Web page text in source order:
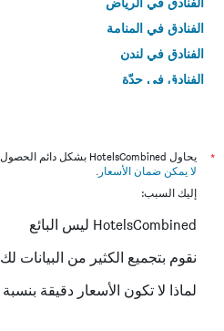
الفنادق في المنامة
الفنادق في لندن
الفنادق في جدّة
*
يحاول HotelsCombined بشكل دائم الحصول على الأسعار الدقيقة، ولكن
لا يمكن ضمان الأسعار .
إليك السبب:
HotelsCombined ليس البائع
نقوم بتجميع الكثير من البيانات لك
لماذا لا تكون الأسعار دقيقة بنسبة 100٪؟